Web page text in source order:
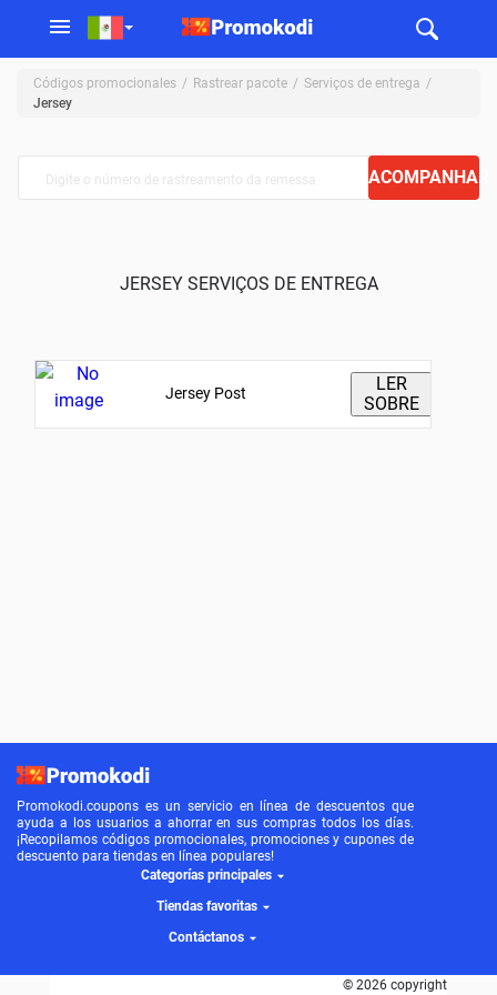
Códigos promocionales Rastrear pacote
Serviços de entrega
Jersey
ACOMPANHAR
JERSEY SERVIÇOS DE ENTREGA
Jersey Post
LER
SOBRE
Promokodi.coupons es un servicio en línea de descuentos que
ayuda a los usuarios a ahorrar en sus compras todos los días.
¡Recopilamos códigos promocionales, promociones y cupones de
descuento para tiendas en línea populares!
Categorías principales
Tiendas favoritas
Contáctanos
© 2026 copyright